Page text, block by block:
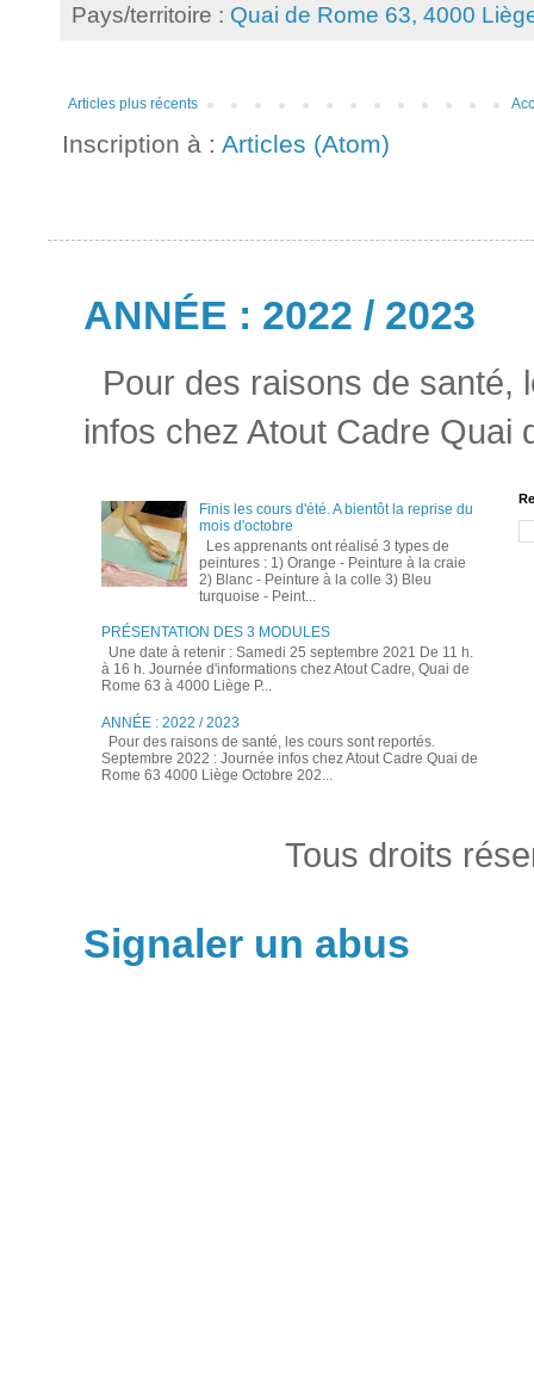
Pays/territoire : Quai de Rome 63, 4000
Articles plus récents
Inscription à : Articles (Atom)
ANNÉE : 2022 / 2023
Pour des raisons de santé,
infos chez Atout Cadre Quai
Finis les cours d'été. A bientôt la reprise du
mois d'octobre
Les apprenants ont réalisé 3 types de
peintures : 1) Orange - Peinture à la craie
2) Blanc - Peinture à la colle 3) Bleu
turquoise - Peint...
PRÉSENTATION DES 3 MODULES
Une date à retenir : Samedi 25 septembre 2021 De 11 h.
à 16 h. Journée d'informations chez Atout Cadre, Quai de
Rome 63 à 4000 Liège P...
ANNÉE : 2022 / 2023
Pour des raisons de santé, les cours sont reportés.
Septembre 2022 : Journée infos chez Atout Cadre Quai de
Rome 63 4000 Liège Octobre 202...
Tous droits
Signaler un abus